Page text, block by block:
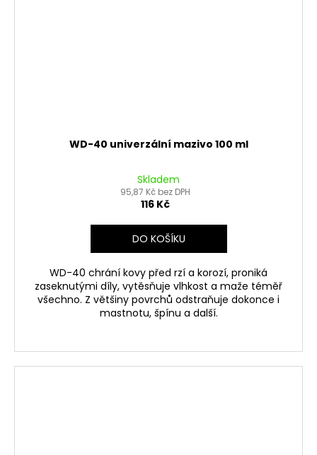
WD-40 univerzální mazivo 100 ml
Skladem
95,87 Kč bez DPH
116 Kč
DO KOŠÍKU
WD-40 chrání kovy před rzí a korozí, proniká
zaseknutými díly, vytěsňuje vlhkost a maže téměř
všechno. Z většiny povrchů odstraňuje dokonce i
mastnotu, špínu a další.